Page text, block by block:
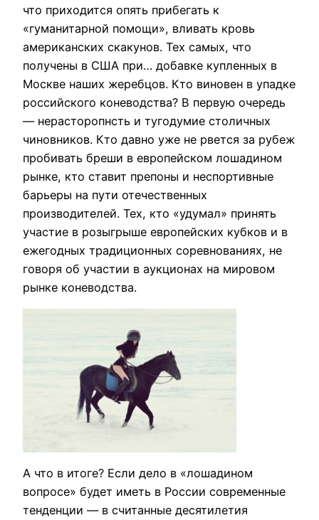
что приходится опять прибегать к
«гуманитарной помощи», вливать кровь
американских скакунов. Тех самых, что
получены в США при… добавке купленных в
Москве наших жеребцов. Кто виновен в упадке
российского коневодства? В первую очередь
— нерасторопнсть и тугодумие столичных
чиновников. Кто давно уже не рвется за рубеж
пробивать бреши в европейском лошадином
рынке, кто ставит препоны и неспортивные
барьеры на пути отечественных
производителей. Тех, кто «удумал» принять
участие в розыгрыше европейских кубков и в
ежегодных традиционных соревнованиях, не
говоря об участии в аукционах на мировом
рынке коневодства.
А что в итоге? Если дело в «лошадином
вопросе» будет иметь в России современные
тенденции — в считанные десятилетия